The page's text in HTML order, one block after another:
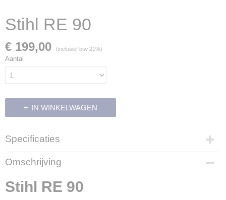
Stihl RE 90
€ 199,00 (inclusief btw 21%)
Aantal
IN WINKELWAGEN
Specificaties
Productcode
700262
Productcode leverancier
RE02 011 4540
Omschrijving
Stihl RE 90